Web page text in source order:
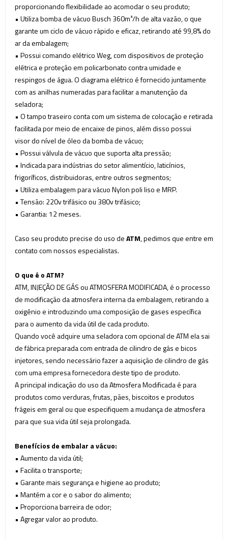
proporcionando flexibilidade ao acomodar o seu produto;
• Utiliza bomba de vácuo Busch 360m³/h de alta vazão, o que
garante um ciclo de vácuo rápido e eficaz, retirando até 99,8% do
ar da embalagem;
• Possui comando elétrico Weg, com dispositivos de proteção
elétrica e proteção em policarbonato contra umidade e
respingos de água. O diagrama elétrico é fornecido juntamente
com as anilhas numeradas para facilitar a manutenção da
seladora;
• O tampo traseiro conta com um sistema de colocação e retirada
facilitada por meio de encaixe de pinos, além disso possui
visor do nível de óleo da bomba de vácuo;
• Possui válvula de vácuo que suporta alta pressão;
• Indicada para indústrias do setor alimentício, laticínios,
frigoríficos, distribuidoras, entre outros segmentos;
• Utiliza embalagem para vácuo Nylon poliliso e MRP.
• Tensão: 220v trifásico ou 380v trifásico;
• Garantia: 12 meses.
Caso seu produto precise do uso deATM, pedimos que entre em
contato com nossos especialistas.
O que é o ATM?
ATM, INJEÇÃO DE GÁS ou ATMOSFERA MODIFICADA, é o processo
de modificação da atmosfera interna da embalagem, retirando a
oxigênio e introduzindo uma composição de gases específica
para o aumento da vida útil de cada produto.
Quando você adquire uma seladora com opcional de ATM ela sai
de fábrica preparada com entrada de cilindro de gás e bicos
injetores, sendo necessário fazer a aquisição de cilindro de gás
com uma empresa fornecedora deste tipo de produto.
A principal indicação do uso da Atmosfera Modificada é para
produtos como verduras, frutas, pães, biscoitos e produtos
frágeis em geral ou que especifiquem a mudança de atmosfera
para que sua vida útil seja prolongada.
Benefícios de embalar a vácuo:
• Aumento da vida útil;
• Facilita o transporte;
• Garante mais segurança e higiene ao produto;
• Mantém a cor e o sabor do alimento;
• Proporciona barreira de odor;
• Agregar valor ao produto.